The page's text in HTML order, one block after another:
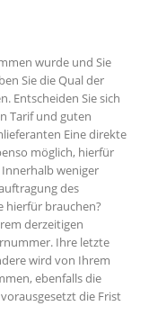
wurde und Sie
Sie die Qual der
Entscheiden Sie sich
Tarif und guten
Eine direkte
möglich, hierfür
weniger
des
hierfür brauchen?
derzeitigen
Ihre letzte
wird von Ihrem
ebenfalls die
die Frist